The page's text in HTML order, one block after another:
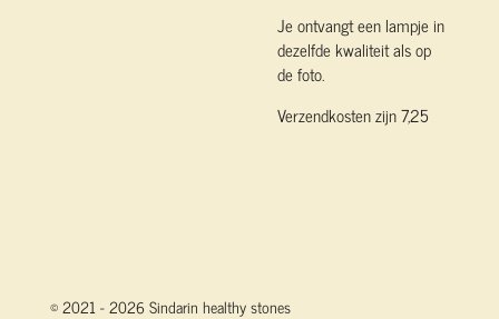
Je ontvangt een lampje in
dezelfde kwaliteit als op
de foto.
Verzendkosten zijn 7,25
© 2021 - 2026 Sindarin healthy stones